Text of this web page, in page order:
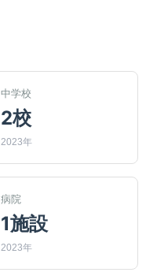
中学校
2校
2023年
病院
1施設
2023年